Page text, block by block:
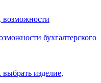
бухгалтерского